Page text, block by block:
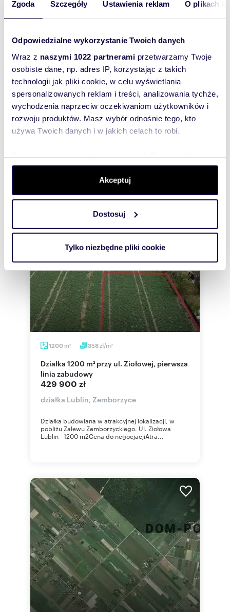
Zgoda Szczegóły Ustawienia reklam O plikach
Odpowiedzialne wykorzystanie Twoich danych
Wraz z naszymi 1022 partnerami przetwarzamy Twoje
osobiste dane, np. adres IP, korzystając z takich
technologii jak pliki cookie, w celu wyświetlania
spersonalizowanych reklam i treści, analizowania tychże,
wychodzenia naprzeciw oczekiwaniom użytkowników i
rozwoju produktów. Masz wybór odnośnie tego, kto
używa Twoich danych i w jakich celach to robi.
dane są przetwarzane oraz ustaw własne preferencje w
. W Deklaracji plików cookie możesz
zmienić lub wycofać swoją zgodę w dowolnej chwili.
Wykorzystujemy pliki cookie do spersonalizowania treści
i reklam, aby oferować funkcje społecznościowe i
korzystasz z naszej witryny, udostępniamy partnerom
Partnerzy mogą połączyć te informacje z innymi danymi
otrzymanymi od Ciebie lub uzyskanymi podczas
korzystania z ich usług.
Akceptuj
Dostosuj
Tylko niezbędne pliki cookie
54200m 2 37zł/m2
Działka 54 ha z stawami, lasem i
infrastrukturą rekreacyjną.
2 000 000 zł
działka Lublin, Zemborzyce
Działka o łącznej powierzchni 5.42 ha, oznaczona
jako teren usług turystyki i gospodarki rybackiej na
1200 m2 358zł/m2
Działka 1200 m² przy ul. Ziołowej, pierwsza
linia zabudowy
429 900 zł
działka Lublin, Zemborzyce
Działka budowlana w atrakcyjnej lokalizacji, w
pobliżu Zalewu Zemborzyckiego. Ul. Ziołowa
Lublin - 1200 m2Cena do negocjacjiAtra...